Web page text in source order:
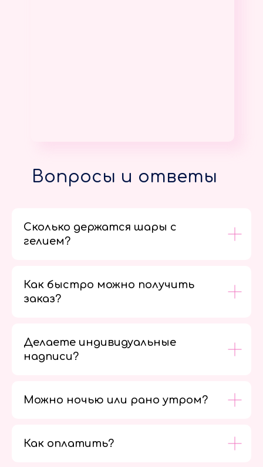
Вопросы и ответы
Сколько держатся шары с
гелием?
Как быстро можно получить
заказ?
Делаете индивидуальные
надписи?
Можно ночью или рано утром?
Как оплатить?